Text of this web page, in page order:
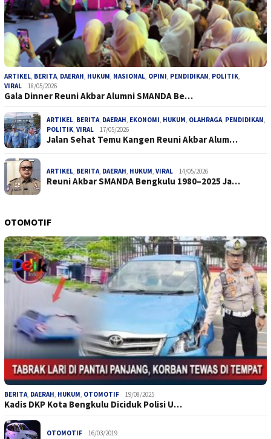
ARTIKEL, BERITA, DAERAH, HUKUM, NASIONAL, OPINI, PENDIDIKAN, POLITIK,
VIRAL
18/05/2026
Gala Dinner Reuni Akbar Alumni SMANDA Be…
ARTIKEL, BERITA, DAERAH, EKONOMI, HUKUM, OLAHRAGA, PENDIDIKAN,
POLITIK, VIRAL 17/05/2026
Jalan Sehat Temu Kangen Reuni Akbar Alum…
ARTIKEL, BERITA, DAERAH, HUKUM, VIRAL 14/05/2026
Reuni Akbar SMANDA Bengkulu 1980–2025 Ja…
OTOMOTIF
BERITA, DAERAH, HUKUM, OTOMOTIF 19/08/2025
Kadis DKP Kota Bengkulu Diciduk Polisi U…
OTOMOTIF 16/03/2019